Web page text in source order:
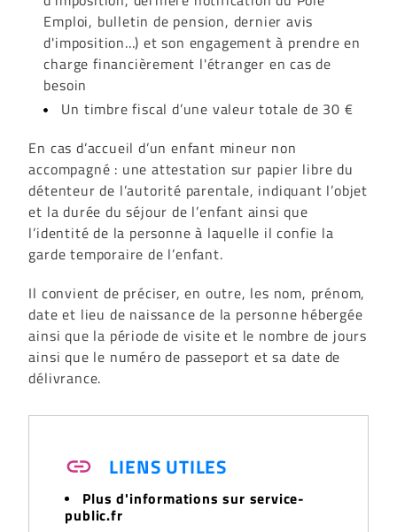
Emploi, bulletin de pension, dernier avis
d'imposition...) et son engagement à prendre en
charge financièrement l'étranger en cas de
besoin
Un timbre fiscal d’une valeur totale de 30 €
En cas d’accueil d’un enfant mineur non
accompagné : une attestation sur papier libre du
détenteur de l’autorité parentale, indiquant l’objet
et la durée du séjour de l’enfant ainsi que
l’identité de la personne à laquelle il confie la
garde temporaire de l’enfant.
Il convient de préciser, en outre, les nom, prénom,
date et lieu de naissance de la personne hébergée
ainsi que la période de visite et le nombre de jours
ainsi que le numéro de passeport et sa date de
délivrance.
LIENS UTILES
Plus d'informations sur service-
public.fr